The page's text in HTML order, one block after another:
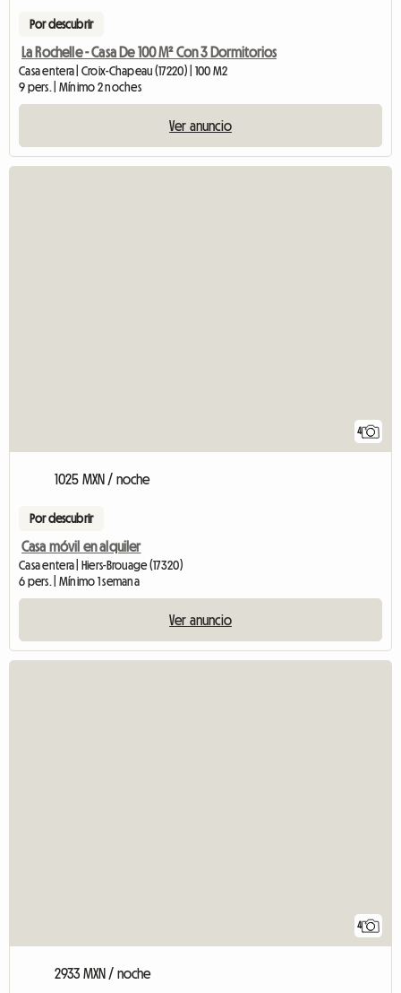
Por descubrir
La Rochelle - Casa De 100 M² Con 3 Dormitorios
Casa entera | Croix-Chapeau (17220) | 100 M2
9 pers. | Mínimo 2 noches
Ver anuncio
4
1025 MXN / noche
Por descubrir
Casa móvil en alquiler
Casa entera | Hiers-Brouage (17320)
6 pers. | Mínimo 1 semana
Ver anuncio
4
2933 MXN / noche